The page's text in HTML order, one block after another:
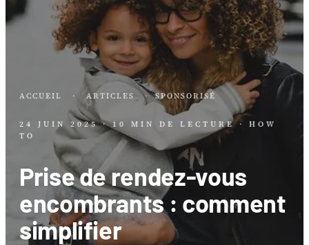
ACCUEIL · ARTICLES · SPONSORISÉ
24 JUIN 2025 · 10 MIN DE LECTURE · HOW
TO
Prise de rendez-vous
encombrants : comment
simplifier